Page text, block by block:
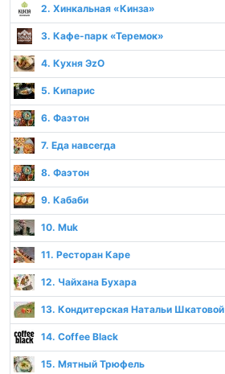
2. Хинкальная «Кинза»
3. Кафе-парк «Теремок»
4. Кухня ЭzО
5. Кипарис
6. Фаэтон
7. Еда навсегда
8. Фаэтон
9. Кабаби
10. Muk
11. Ресторан Каре
12. Чайхана Бухара
13. Кондитерская Натальи Шкатовой
14. Coffee Black
15. Мятный Трюфель